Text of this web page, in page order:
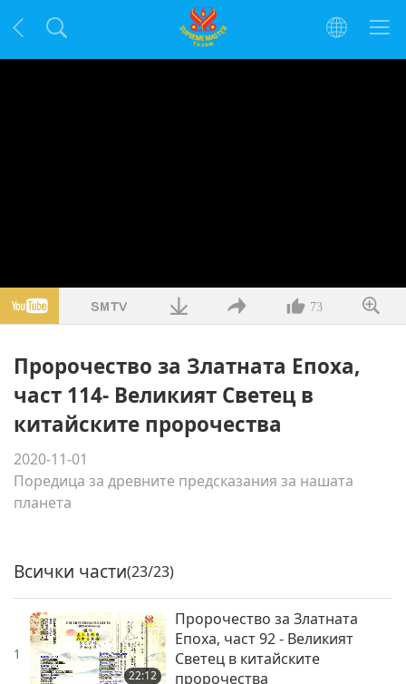
73
Пророчество за Златната Епоха,
част 114- Великият Светец в
китайските пророчества
2020-11-01
Поредица за древните предсказания за нашата
планета
Всички части(23/23)
1
22:12
Пророчество за Златната
Епоха, част 92 - Великият
Светец в китайските
пророчества